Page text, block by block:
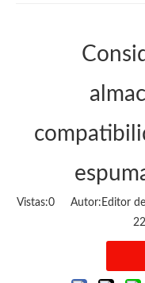
Vistas:0 Autor:Editor